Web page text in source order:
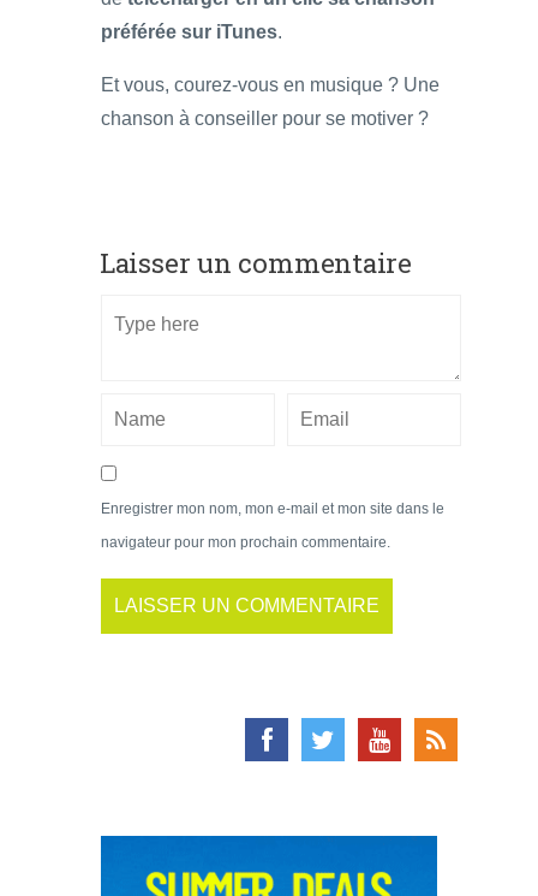
préférée sur iTunes.
Et vous, courez-vous en musique ? Une
chanson à conseiller pour se motiver ?
Laisser un commentaire
Enregistrer mon nom, mon e-mail et mon site dans le
navigateur pour mon prochain commentaire.